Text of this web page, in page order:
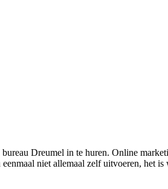
Dreumel in te huren. Online
niet allemaal zelf uitvoeren, het